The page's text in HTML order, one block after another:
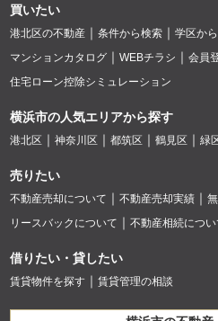
買いたい
港北区の不動産 条件から検索 学区か
マンションカタログ
WEBチラシ 会員
住宅ローン控除シミュレーション
横浜市の人気エリアから探す
港北区 神奈川区 都筑区 鶴見区 緑
売りたい
不動産売却について 不動産売却実績
リースバックについて
不動産相続につい
借りたい・貸したい
賃貸物件を探す 賃貸管理の相談